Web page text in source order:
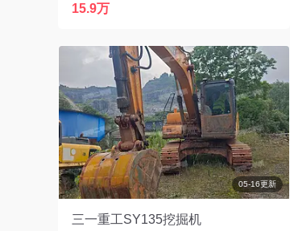
15.9万
05-16更新
三一重工SY135挖掘机